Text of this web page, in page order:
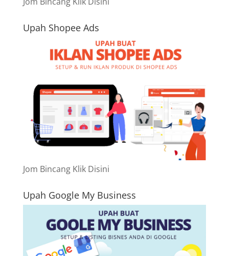
Upah Shopee Ads
Jom Bincang Klik Disini
Upah Google My Business